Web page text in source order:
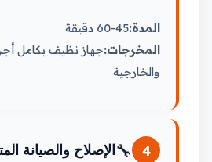
المدة:45-60 دقيقة
المخرجات:جهاز نظيف بكامل
والخارجية
4
🔧 الإصلاح والصيانة